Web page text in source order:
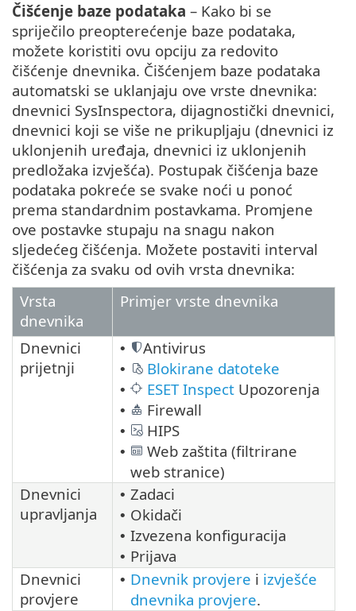
Čišćenje baze podataka – Kako bi se
spriječilo preopterećenje baze podataka,
možete koristiti ovu opciju za redovito
čišćenje dnevnika. Čišćenjem baze podataka
automatski se uklanjaju ove vrste dnevnika:
dnevnici SysInspectora, dijagnostički dnevnici,
dnevnici koji se više ne prikupljaju (dnevnici iz
uklonjenih uređaja, dnevnici iz uklonjenih
predložaka izvješća). Postupak čišćenja baze
podataka pokreće se svake noći u ponoć
prema standardnim postavkama. Promjene
ove postavke stupaju na snagu nakon
sljedećeg čišćenja. Možete postaviti interval
čišćenja za svaku od ovih vrsta dnevnika:
Vrsta
dnevnika
Primjer vrste dnevnika
Dnevnici
prijetnji
• Antivirus
• Blokirane datoteke
• ESET Inspect Upozorenja
• Firewall
• HIPS
•
Web zaštita (filtrirane
web stranice)
Dnevnici
upravljanja
• Zadaci
• Okidači
• Izvezena konfiguracija
• Prijava
Dnevnici
provjere
• Dnevnik provjere i izvješće
dnevnika provjere.